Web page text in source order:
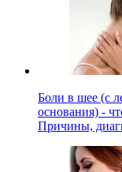
Боли в шее (с
основания) -
Причины,